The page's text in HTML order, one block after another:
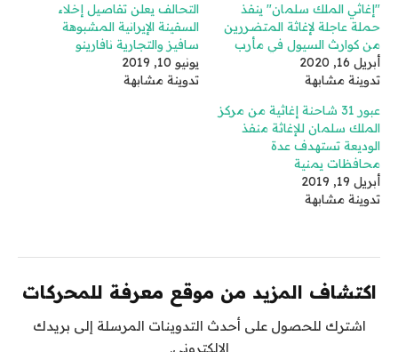
"إغاثي الملك سلمان" ينفذ
حملة عاجلة لإغاثة المتضررين
من كوارث السيول في مأرب
أبريل 16, 2020
تدوينة مشابهة
التحالف يعلن تفاصيل إخلاء
السفينة الإيرانية المشبوهة
سافيز والتجارية نافارينو
يونيو 10, 2019
تدوينة مشابهة
عبور 31 شاحنة إغاثية من مركز
الملك سلمان للإغاثة منفذ
الوديعة تستهدف عدة
محافظات يمنية
أبريل 19, 2019
تدوينة مشابهة
اكتشاف المزيد من موقع معرفة للمحركات
اشترك للحصول على أحدث التدوينات المرسلة إلى بريدك
الإلكتروني.